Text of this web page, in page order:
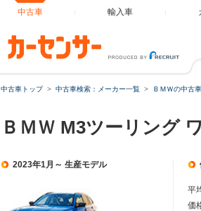
中古車 輸入車
中古車トップ 中古車検索：メーカー一覧 ＢＭＷの中古車
ＢＭＷ M3ツーリング
2023年1月～ 生産モデル
平
価